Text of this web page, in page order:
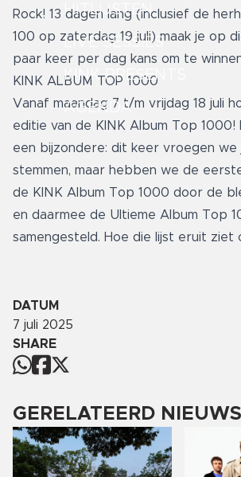
HITLIJSTEN
LIVE SESSIES
KINK PRESENTS
AGENDA
Rock! 13 dagen lang (inclusief de
100 op zaterdag 19 juli) maak je op
paar keer per dag kans om te
KINK ALBUM TOP 1000
Vanaf maandag 7 t/m vrijdag 18 juli
editie van de KINK Album Top 1000!
een bijzondere: dit keer vroegen we
stemmen, maar hebben we de
de KINK Album Top 1000 door de
en daarmee de Ultieme Album Top
samengesteld. Hoe die lijst eruit ziet
DATUM
7 juli 2025
SHARE
GERELATEERD NIEUWS